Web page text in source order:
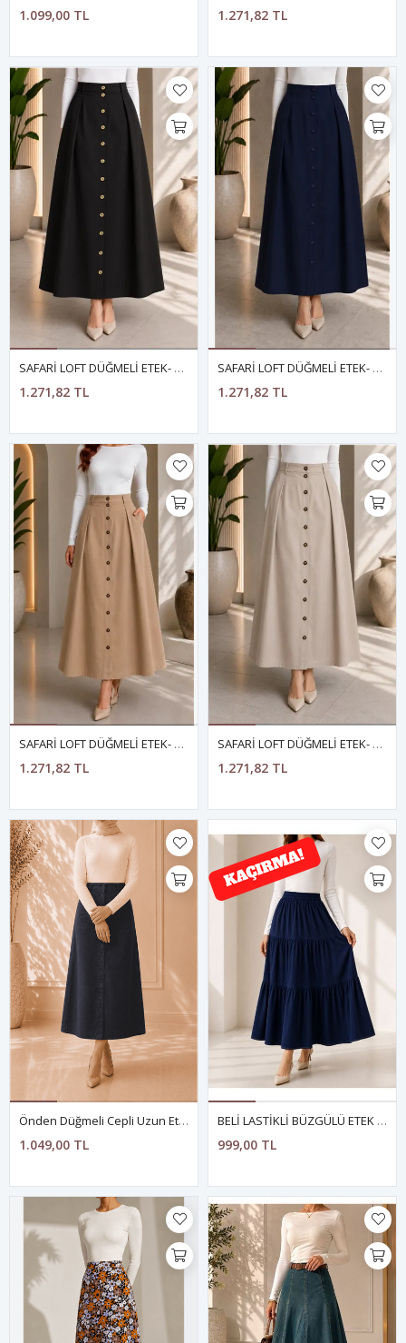
1.099,00 TL 1.271,82 TL
SAFARİ LOFT DÜĞMELİ ETEK- SİYAH
1.271,82 TL
SAFARİ LOFT DÜĞMELİ ETEK- LACİVERT
1.271,82 TL
SAFARİ LOFT DÜĞMELİ ETEK- CAMEL
1.271,82 TL
SAFARİ LOFT DÜĞMELİ ETEK- BEJ
1.271,82 TL
Önden Düğmeli Cepli Uzun Etek- ANTRASİT
1.049,00 TL
BELİ LASTİKLİ BÜZGÜLÜ ETEK LACİVERT
999,00 TL